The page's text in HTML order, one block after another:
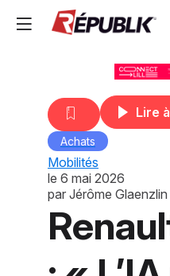
Lire
Achats
Mobilités
le 6 mai 2026
par Jérôme Glaenzlin